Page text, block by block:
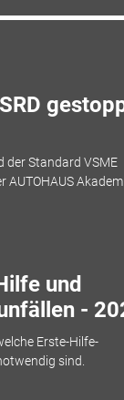
der Standard VSME
AUTOHAUS
und
-
Erste-Hilfe-
sind.